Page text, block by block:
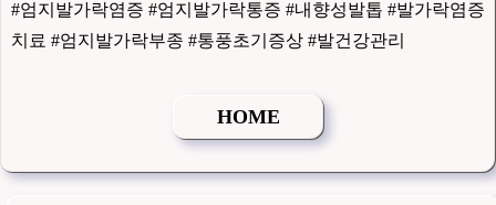
#엄지발가락염증 #엄지발가락통증 #내향성발톱 #발가락염증
치료 #엄지발가락부종 #통풍초기증상 #발건강관리
HOME